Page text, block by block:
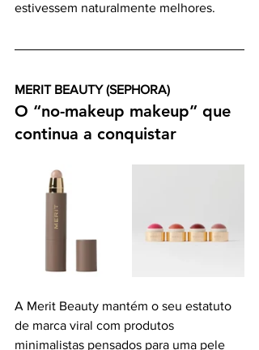
estivessem naturalmente melhores.
MERIT BEAUTY (SEPHORA)
O “no-makeup makeup” que
continua a conquistar
A Merit Beauty mantém o seu estatuto
de marca viral com produtos
minimalistas pensados para uma pele